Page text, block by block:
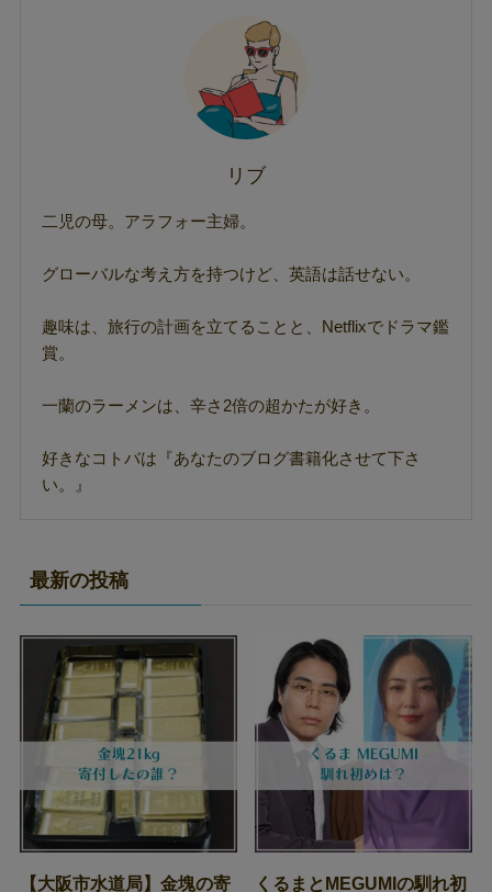
リブ
二児の母。アラフォー主婦。
グローバルな考え方を持つけど、英語は話せない。
趣味は、旅行の計画を立てることと、Netflixでドラマ鑑
賞。
一蘭のラーメンは、辛さ2倍の超かたが好き。
好きなコトバは『あなたのブログ書籍化させて下さ
い。』
最新の投稿
【大阪市水道局】金塊の寄 くるまとMEGUMIの馴れ初